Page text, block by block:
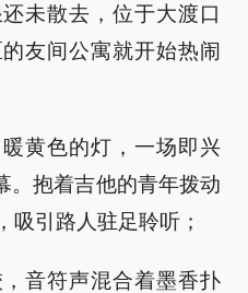
未散去，位于大渡口
友间公寓就开始热闹
黄色的灯，一场即兴
。抱着吉他的青年拨动
吸引路人驻足聆听；
音符声混合着墨香扑